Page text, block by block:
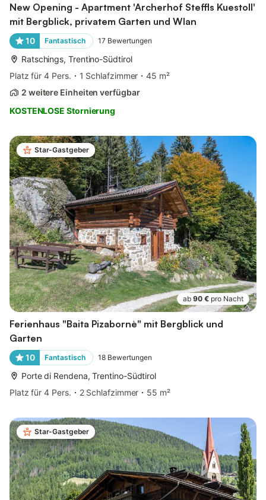
New Opening - Apartment 'Archerhof Steffls Kuestoll'
mit Bergblick, privatem Garten und Wlan
10 Fantastisch 17 Bewertungen
Ratschings, Trentino-Südtirol
Platz für 4 Pers.
1 Schlafzimmer
45 m²
2 weitere Einheiten verfügbar
KOSTENLOSE Stornierung
Star-Gastgeber
ab 90 € pro Nacht
Ferienhaus "Baita Pizabornè" mit Bergblick und
Garten
10 Fantastisch 18 Bewertungen
Porte di Rendena, Trentino-Südtirol
Platz für 4 Pers.
2 Schlafzimmer 55 m²
Star-Gastgeber